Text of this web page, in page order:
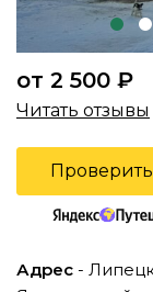
от 2 500 ₽
Читать отзывы
Адрес -